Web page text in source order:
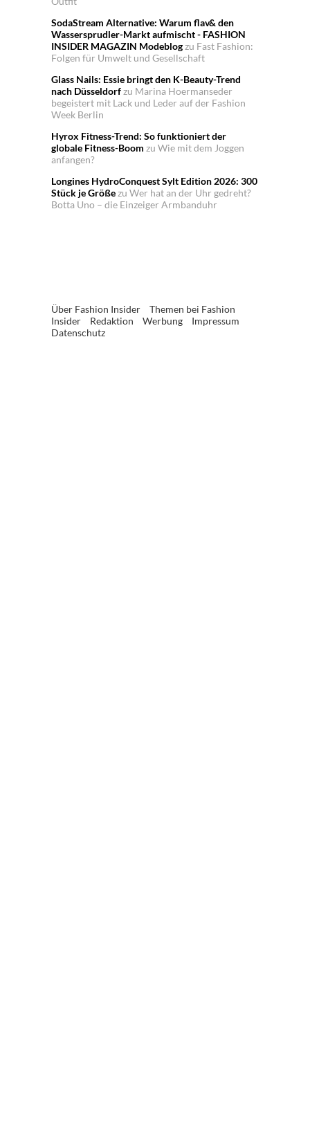
SodaStream Alternative: Warum flav& den
Wassersprudler-Markt aufmischt - FASHION
INSIDER MAGAZIN Modeblogzu Fast Fashion:
Folgen für Umwelt und Gesellschaft
Glass Nails: Essie bringt den K-Beauty-Trend
nach Düsseldorfzu Marina Hoermanseder
begeistert mit Lack und Leder auf der Fashion
Week Berlin
Hyrox Fitness-Trend: So funktioniert der
globale Fitness-Boom zu Wie mit dem Joggen
anfangen?
Longines HydroConquest Sylt Edition 2026: 300
Stück je Größezu Wer hat an der Uhr gedreht?
Botta Uno – die Einzeiger Armbanduhr
Über Fashion Insider
Themen bei Fashion
Insider
Redaktion Werbung
Impressum
Datenschutz